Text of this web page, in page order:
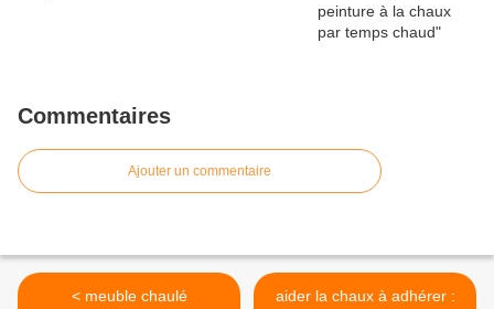
Commentaires
Ajouter un commentaire
< meuble chaulé
aider la chaux à adhérer :